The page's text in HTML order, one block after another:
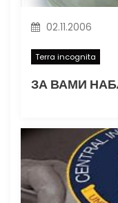
02.11.2006
Terra incognita
ЗА ВАМИ